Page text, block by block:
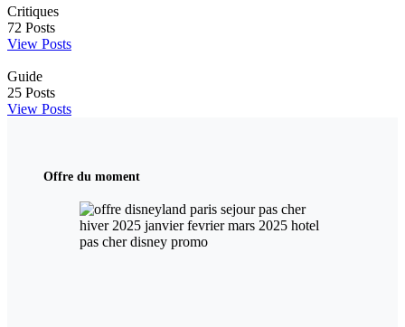
Critiques
72 Posts
View Posts
Guide
25 Posts
View Posts
Offre du moment